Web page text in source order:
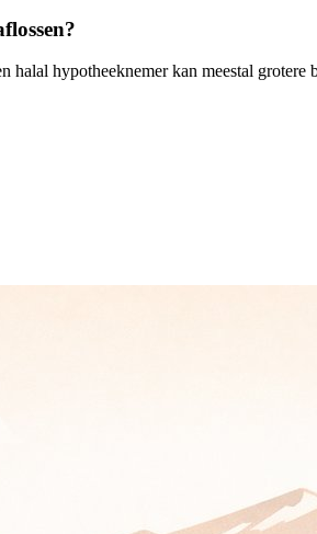
halal hypotheeknemer kan meestal